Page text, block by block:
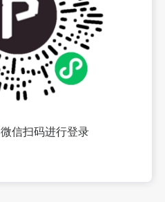
微信扫码进行登录